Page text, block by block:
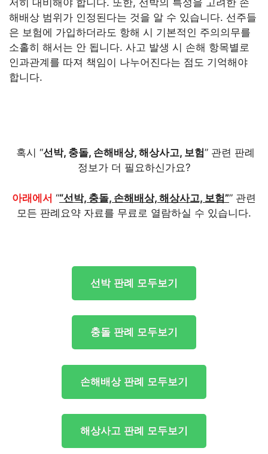
저히 대비해야 합니다. 또한, 선박의 특성을 고려한 손
해배상 범위가 인정된다는 것을 알 수 있습니다. 선주들
은 보험에 가입하더라도 항해 시 기본적인 주의의무를
소홀히 해서는 안 됩니다. 사고 발생 시 손해 항목별로
인과관계를 따져 책임이 나누어진다는 점도 기억해야
합니다.
혹시 “선박, 충돌, 손해배상, 해상사고, 보험” 관련 판례
정보가 더 필요하신가요?
아래에서 ““선박, 충돌, 손해배상, 해상사고, 보험”” 관련
모든 판례요약 자료를 무료로 열람하실 수 있습니다.
선박 판례 모두보기
충돌 판례 모두보기
손해배상 판례 모두보기
해상사고 판례 모두보기